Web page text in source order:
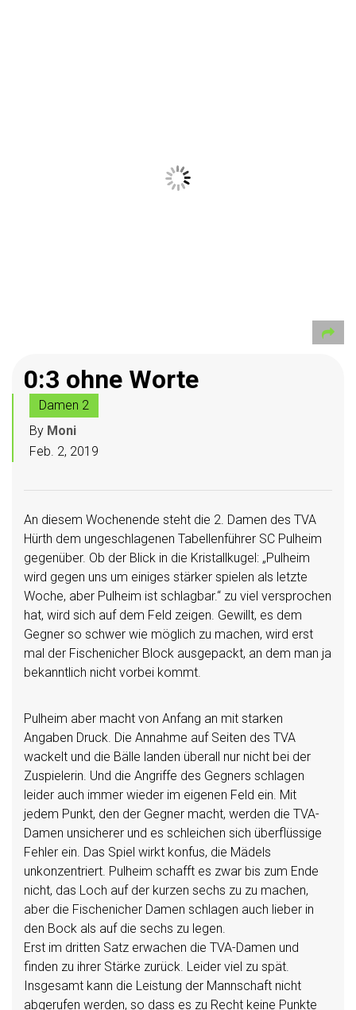
0:3 ohne Worte
Damen 2
By Moni
Feb. 2, 2019
An diesem Wochenende steht die 2. Damen des TVA
Hürth dem ungeschlagenen Tabellenführer SC Pulheim
gegenüber. Ob der Blick in die Kristallkugel: „Pulheim
wird gegen uns um einiges stärker spielen als letzte
Woche, aber Pulheim ist schlagbar.“ zu viel versprochen
hat, wird sich auf dem Feld zeigen. Gewillt, es dem
Gegner so schwer wie möglich zu machen, wird erst
mal der Fischenicher Block ausgepackt, an dem man ja
bekanntlich nicht vorbei kommt.
Pulheim aber macht von Anfang an mit starken
Angaben Druck. Die Annahme auf Seiten des TVA
wackelt und die Bälle landen überall nur nicht bei der
Zuspielerin. Und die Angriffe des Gegners schlagen
leider auch immer wieder im eigenen Feld ein. Mit
jedem Punkt, den der Gegner macht, werden die TVA-
Damen unsicherer und es schleichen sich überflüssige
Fehler ein. Das Spiel wirkt konfus, die Mädels
unkonzentriert. Pulheim schafft es zwar bis zum Ende
nicht, das Loch auf der kurzen sechs zu zu machen,
aber die Fischenicher Damen schlagen auch lieber in
den Bock als auf die sechs zu legen.
Erst im dritten Satz erwachen die TVA-Damen und
finden zu ihrer Stärke zurück. Leider viel zu spät.
Insgesamt kann die Leistung der Mannschaft nicht
abgerufen werden, so dass es zu Recht keine Punkte